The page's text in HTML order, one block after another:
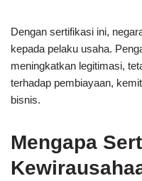
Dengan sertifikasi ini,
kepada pelaku usaha.
meningkatkan legitimasi,
terhadap pembiayaan,
bisnis.
Mengapa